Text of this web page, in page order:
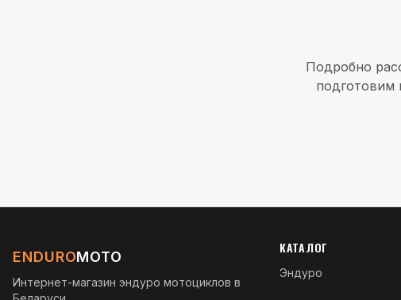
Подробно
подготовим
ENDUROMOTO
Интернет-магазин эндуро мотоциклов в
КАТАЛОГ
Эндуро